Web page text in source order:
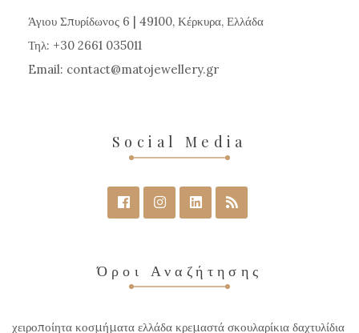
Άγιου Σπυρίδωνος 6 | 49100, Κέρκυρα, Ελλάδα
Τηλ: +30 2661 035011
Email: contact matojewellery gr
Social Media
Όροι Αναζήτησης
χειροποίητα κοσμήματα ελλάδα κρεμαστά σκουλαρίκια δαχτυλίδια